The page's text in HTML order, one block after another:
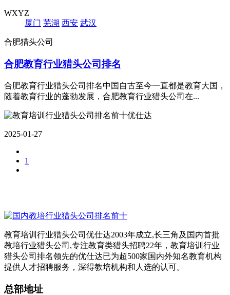
WXYZ
厦门 芜湖 西安 武汉
合肥猎头公司
合肥教育行业猎头公司排名
合肥教育行业猎头公司排名中国自古至今一直都是教育大国，
随着教育行业的蓬勃发展，合肥教育行业猎头公司在...
2025-01-27
1
教育培训行业猎头公司优仕达2003年成立,长三角及国内首批
教培行业猎头公司,专注教育类猎头招聘22年，教育培训行业
猎头公司排名领先的优仕达已为超500家国内外知名教育机构
提供人才招聘服务，深得教培机构和人选的认可。
总部地址